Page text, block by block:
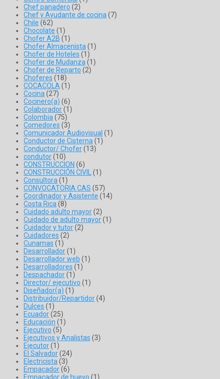
Chef panadero (2)
Chef y Ayudante de cocina(7)
Chile (62)
Chocolate (1)
Chofer A2B (1)
Chofer Almacenista(1)
Chofer de Hoteles (1)
Chofer de Mudanza(1)
Chofer de Reparto (2)
Choferes (18)
COCACOLA(1)
Cocina(27)
Cocinero(a) (6)
Colaborador(1)
Colombia(75)
Comedores (3)
Comunicador Audiovisual (1)
Conductor de Cisterna(1)
Conductor/ Chofer(13)
condutor(10)
CONSTRUCCION (6)
CONSTRUCCIÓN CIVIL(1)
Consultora(1)
CONVOCATORIA CAS (57)
Coordinador y Asistente (14)
Costa Rica(8)
Cuidado adulto mayor(2)
Cuidado de adulto mayor(1)
Cuidador y tutor(2)
Cuidadores (2)
Cunamas (1)
Desarrollador(1)
Desarrollador web (1)
Desarrolladores (1)
Despachador(1)
Director/ ejecutivo (1)
Diseñador(a) (1)
Distribuidor/Repartidor(4)
Dulces (1)
Ecuador(25)
Educación (1)
Ejecutivo (5)
Ejecutivos y Analistas (3)
Ejecutor(1)
El Salvador(24)
Electricista(3)
Empacador(6)
Empacador de huevo (1)